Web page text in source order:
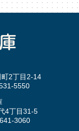
2丁目2-14
5550
4丁目31-5
3060